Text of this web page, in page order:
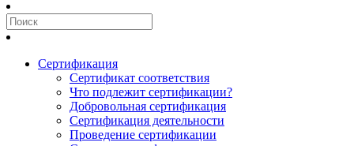
Сертификация
Сертификат соответствия
Что подлежит сертификации?
Добровольная сертификация
Сертификация деятельности
Проведение сертификации